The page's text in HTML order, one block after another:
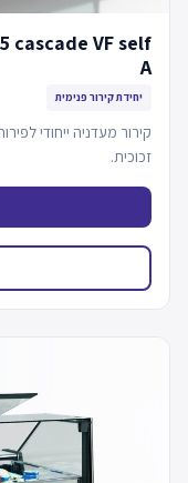
cascade VF self
A
יחידת קירור פנימית
קירור מעדניה ייחודי
זכוכית.